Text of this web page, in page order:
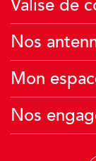
Je transmets
Je donne mes
Valise de
Nos
Mon
Nos